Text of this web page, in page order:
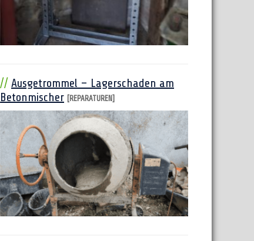
Ausgetrommel – Lagerschaden am
Betonmischer
[REPARATUREN]